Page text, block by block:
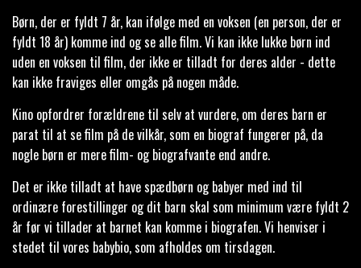
Børn, der er fyldt 7 år, kan ifølge med en voksen (en person, der er
fyldt 18 år) komme ind og se alle film. Vi kan ikke lukke børn ind
uden en voksen til film, der ikke er tilladt for deres alder - dette
kan ikke fraviges eller omgås på nogen måde.
Kino opfordrer forældrene til selv at vurdere, om deres barn er
parat til at se film på de vilkår, som en biograf fungerer på, da
nogle børn er mere film- og biografvante end andre.
Det er ikke tilladt at have spædbørn og babyer med ind til
ordinære forestillinger og dit barn skal som minimum være fyldt 2
år før vi tillader at barnet kan komme i biografen. Vi henviser i
stedet til vores babybio, som afholdes om tirsdagen.